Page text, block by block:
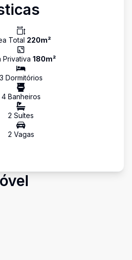
Total 220m²
Privativa 180m²
3 Dormitórios
4Banheiros
2 Suítes
2 Vagas